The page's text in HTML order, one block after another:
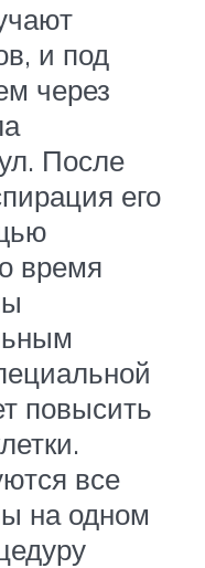
и под
через
После
его
время
повысить
все
на одном